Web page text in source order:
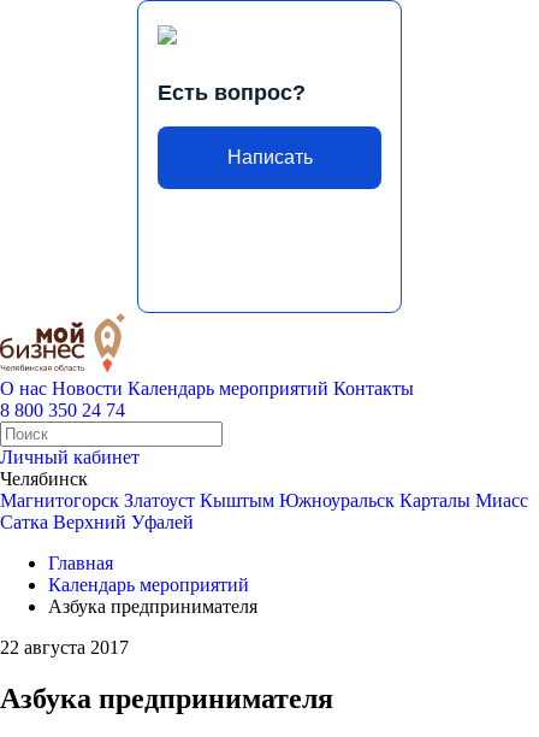
Есть вопрос?
Написать
О нас Новости Календарь мероприятий Контакты
8 800 350 24 74
Личный кабинет
Челябинск
Магнитогорск Златоуст Кыштым Южноуральск Карталы Миасс
Сатка Верхний Уфалей
Главная
Календарь мероприятий
Азбука предпринимателя
22 августа 2017
Азбука предпринимателя